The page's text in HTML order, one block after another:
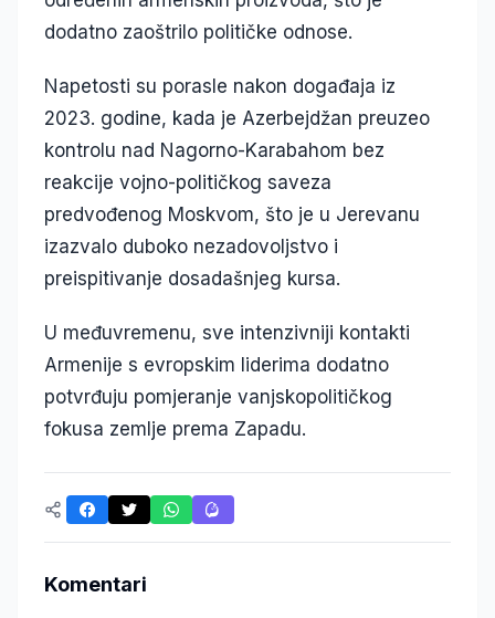
dodatno zaoštrilo političke odnose.
Napetosti su porasle nakon događaja iz
2023. godine, kada je Azerbejdžan preuzeo
kontrolu nad Nagorno-Karabahom bez
reakcije vojno-političkog saveza
predvođenog Moskvom, što je u Jerevanu
izazvalo duboko nezadovoljstvo i
preispitivanje dosadašnjeg kursa.
U međuvremenu, sve intenzivniji kontakti
Armenije s evropskim liderima dodatno
potvrđuju pomjeranje vanjskopolitičkog
fokusa zemlje prema Zapadu.
Komentari